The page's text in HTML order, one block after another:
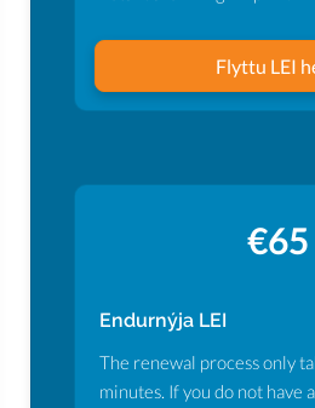
Flyttu LEI
€65
Endurnýja LEI
The renewal process only
minutes. If you do not have